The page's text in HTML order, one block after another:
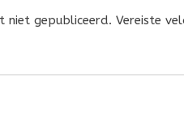
niet gepubliceerd. Vereiste